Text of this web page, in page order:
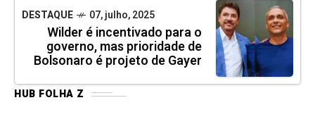
DESTAQUE 07, julho, 2025
Wilder é incentivado para o
governo, mas prioridade de
Bolsonaro é projeto de Gayer
HUB FOLHA Z